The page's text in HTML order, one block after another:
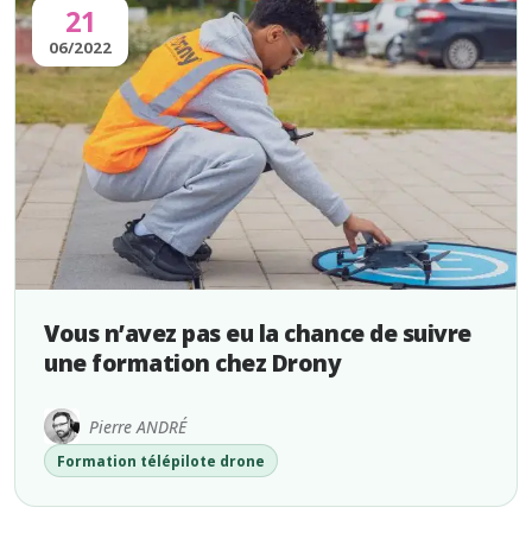
21
06/2022
Vous n’avez pas eu la chance de suivre
une formation chez Drony
Pierre ANDRÉ
Formation télépilote drone